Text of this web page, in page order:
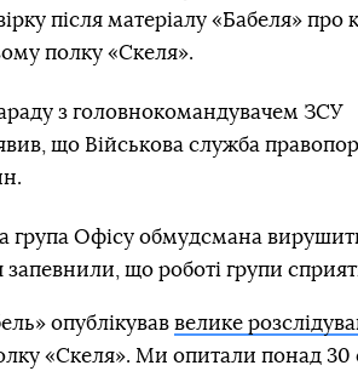
після матеріалу «Бабеля» про
полку «Скеля».
з головнокомандувачем ЗСУ
що Військова служба
група Офісу обмудсмана
запевнили, що роботі групи
опублікував велике
«Скеля». Ми опитали понад 30